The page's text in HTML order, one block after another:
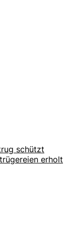
schützt
erholt